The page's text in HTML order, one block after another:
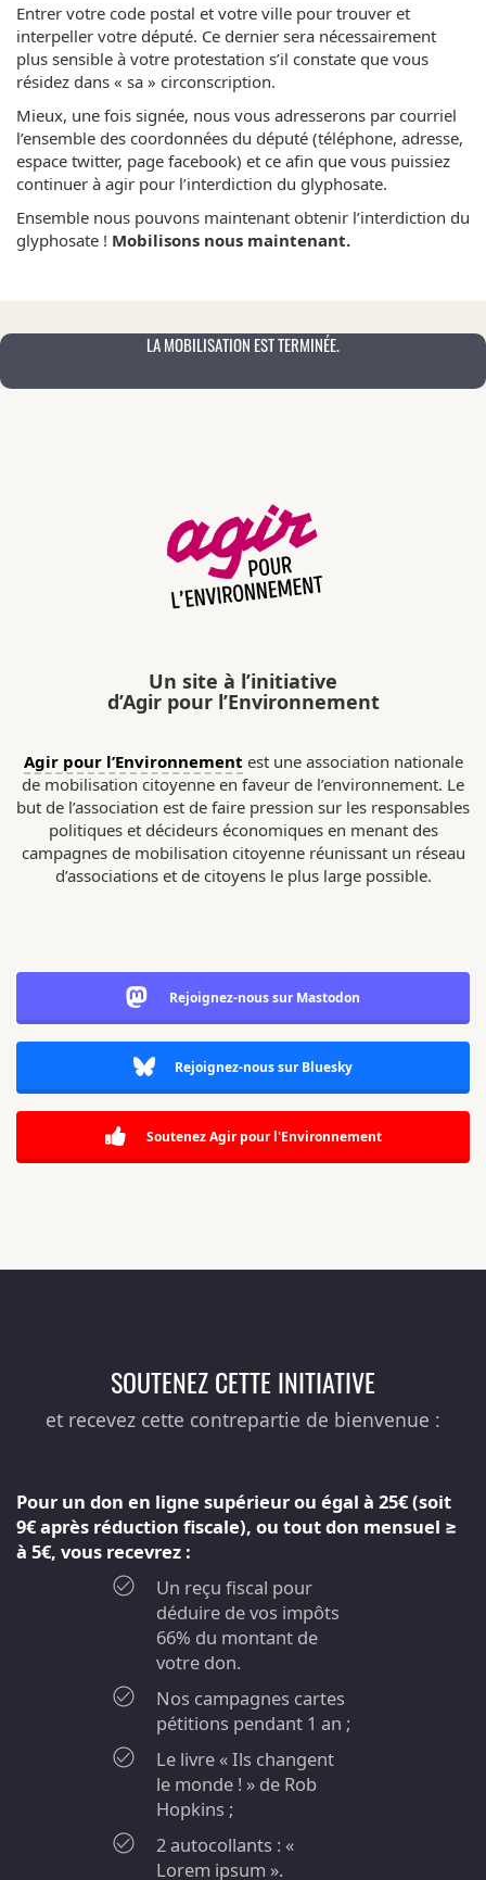
Entrer votre code postal et votre ville pour trouver et
interpeller votre député. Ce dernier sera nécessairement
plus sensible à votre protestation s’il constate que vous
résidez dans « sa » circonscription.
Mieux, une fois signée, nous vous adresserons par courriel
l’ensemble des coordonnées du député (téléphone, adresse,
espace twitter, page facebook) et ce afin que vous puissiez
continuer à agir pour l’interdiction du glyphosate.
Ensemble nous pouvons maintenant obtenir l’interdiction du
glyphosate ! Mobilisons nous maintenant.
LA MOBILISATION EST TERMINÉE.
Un site à l’initiative
d’Agir pour l’Environnement
Agir pour l’Environnement est une association nationale
de mobilisation citoyenne en faveur de l’environnement. Le
but de l’association est de faire pression sur les responsables
politiques et décideurs économiques en menant des
campagnes de mobilisation citoyenne réunissant un réseau
d’associations et de citoyens le plus large possible.
Rejoignez-nous sur Mastodon
Rejoignez-nous sur Bluesky
Soutenez Agir pour l'Environnement
SOUTENEZ CETTE INITIATIVE
et recevez cette contrepartie de bienvenue :
Pour un don en ligne supérieur ou égal à 25€ (soit
9€ après réduction fiscale), ou tout don mensuel ≥
à 5€, vous recevrez :
Un reçu fiscal pour
déduire de vos impôts
66% du montant de
votre don.
Nos campagnes cartes
pétitions pendant 1 an ;
Le livre « Ils changent
le monde ! » de Rob
Hopkins ;
2 autocollants : «
Lorem ipsum ».